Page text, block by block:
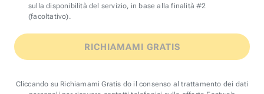
sulla disponibilità del servizio, in base alla finalità #2
(facoltativo).
RICHIAMAMI GRATIS
Cliccando su Richiamami Gratis do il consenso al trattamento dei dati